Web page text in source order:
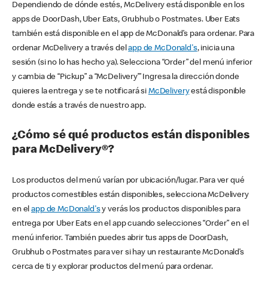
Dependiendo de dónde estés, McDelivery está disponible en los
apps de DoorDash, Uber Eats, Grubhub o Postmates. Uber Eats
también está disponible en el app de McDonald’s para ordenar. Para
ordenar McDelivery a través delapp de McDonald's, inicia una
sesión (si no lo has hecho ya). Selecciona “Order” del menú inferior
y cambia de “Pickup” a “McDelivery’” Ingresa la dirección donde
quieres la entrega y se te notificará si McDeliveryestá disponible
donde estás a través de nuestro app.
¿Cómo sé qué productos están disponibles
para McDelivery®?
Los productos del menú varían por ubicación/lugar. Para ver qué
productos comestibles están disponibles, selecciona McDelivery
en elapp de McDonald'sy verás los productos disponibles para
entrega por Uber Eats en el app cuando selecciones “Order” en el
menú inferior. También puedes abrir tus apps de DoorDash,
Grubhub o Postmates para ver si hay un restaurante McDonald’s
cerca de ti y explorar productos del menú para ordenar.